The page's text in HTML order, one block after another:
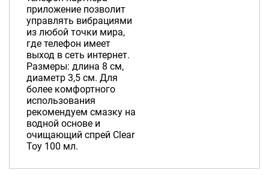
приложение позволит
управлять вибрациями
из любой точки мира,
где телефон имеет
выход в сеть интернет.
Размеры: длина 8 см,
диаметр 3,5 см. Для
более комфортного
использования
рекомендуем смазку на
водной основе и
очищающий спрей Clear
Toy 100 мл.